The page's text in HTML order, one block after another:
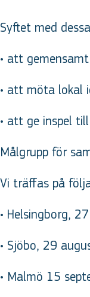
Syftet med
• att
• att möta lokal
• att ge inspel
Målgrupp för
Vi träffas på
• Helsingborg,
• Sjöbo, 29
• Malmö 15